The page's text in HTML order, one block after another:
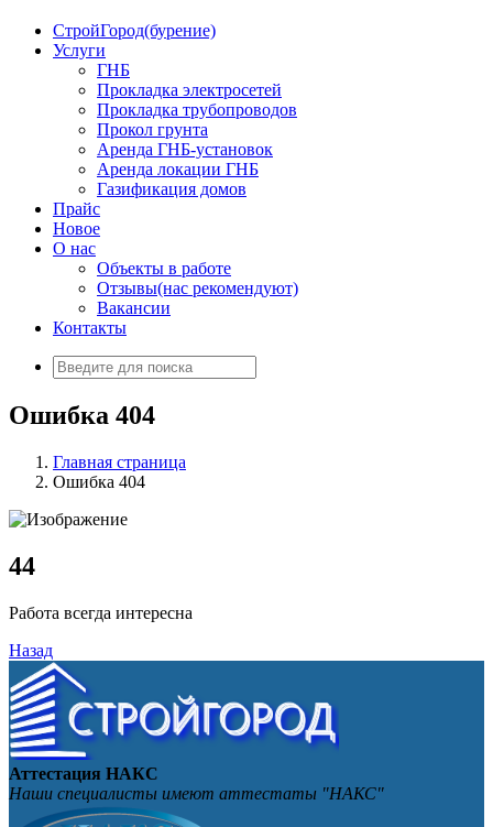
«СТРОЙГОРОД» ∿ Бурение ∿ ГНБ ∿ Прокладка
трудопроводов ∿ Газификация жилого сектора ✆
+74951573444
СтройГород(бурение)
Услуги
ГНБ
Прокладка электросетей
Прокладка трубопроводов
Прокол грунта
Аренда ГНБ-установок
Аренда локации ГНБ
Газификация домов
Прайс
Новое
О нас
Объекты в работе
Отзывы(нас рекомендуют)
Вакансии
Контакты
Искать:
Ошибка 404
Главная страница
Ошибка 404
44
Работа всегда интересна
Назад
Аттестация НАКС
Наши специалисты имеют аттестаты "НАКС"